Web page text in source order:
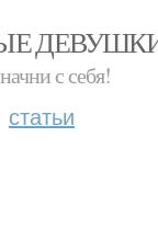
с себя!
статьи